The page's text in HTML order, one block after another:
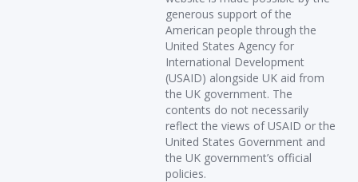
generous support of the
American people through the
United States Agency for
International Development
(USAID) alongside UK aid from
the UK government. The
contents do not necessarily
reflect the views of USAID or the
United States Government and
the UK government’s official
policies.